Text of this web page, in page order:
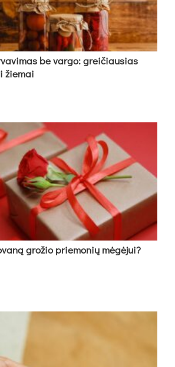
be vargo: greičiausias
žiemai
grožio priemonių mėgėjui?